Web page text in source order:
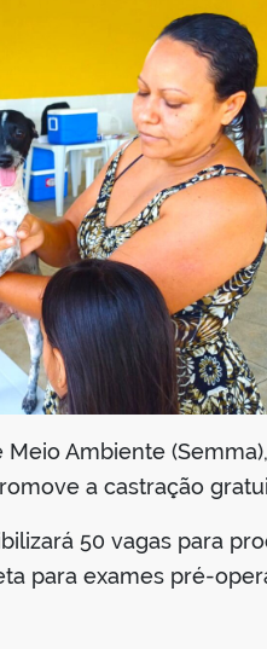
Ambiente
a castração
50 vagas para
para exames pré-